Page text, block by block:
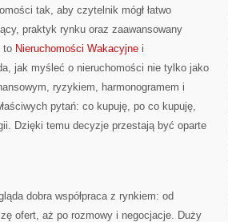
tak, aby czytelnik mógł łatwo
praktyk rynku oraz zaawansowany
to Nieruchomości Wakacyjne i
jak myśleć o nieruchomości nie tylko jako
ryzykiem, harmonogramem i
pytań: co kupuję, po co kupuję,
Dzięki temu decyzje przestają być oparte
dobra współpraca z rynkiem: od
ofert, aż po rozmowy i negocjacje. Duży